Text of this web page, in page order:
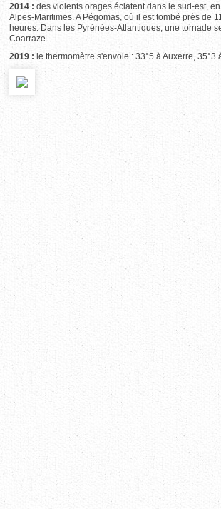
2014 : des violents orages éclatent dans le sud-est,
Alpes-Maritimes. A Pégomas, où il est tombé près de
heures. Dans les Pyrénées-Atlantiques, une tornade
Coarraze.
2019 : le thermomètre s'envole : 33°5 à Auxerre, 35°3